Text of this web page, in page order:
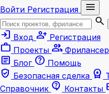
Войти Регистрация
menu
search
login Вход person_add Регистрация
work Проекты group
article Блог help Помощь
verified_user Безопасная сделка workspace_premium
Справочник contact_support Контакты